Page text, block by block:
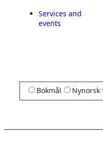
Services and
events
Bokmål Nynorsk